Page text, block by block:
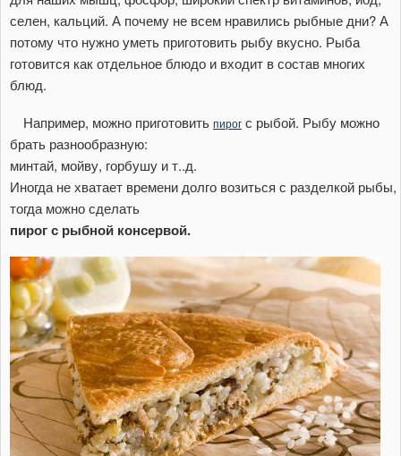
селен, кальций. А почему не всем нравились рыбные дни? А
потому что нужно уметь приготовить рыбу вкусно. Рыба
готовится как отдельное блюдо и входит в состав многих
блюд.
Например, можно приготовить пирог с рыбой. Рыбу можно
брать разнообразную:
минтай, мойву, горбушу и т..д.
Иногда не хватает времени долго возиться с разделкой рыбы,
тогда можно сделать
пирог с рыбной консервой.